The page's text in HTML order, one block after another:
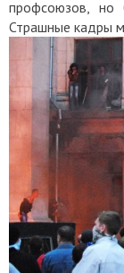
профсоюзов, но
Страшные кадры